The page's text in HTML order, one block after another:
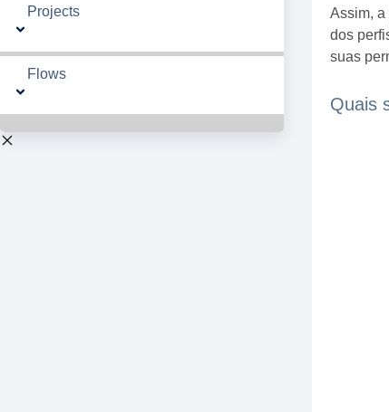
Projects
Flows
Assim, a
dos
suas
Quais